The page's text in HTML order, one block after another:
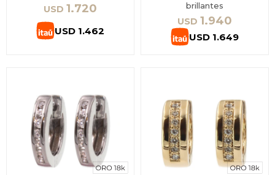
USD 1.720
USD 1.462
brillantes
USD 1.940
USD 1.649